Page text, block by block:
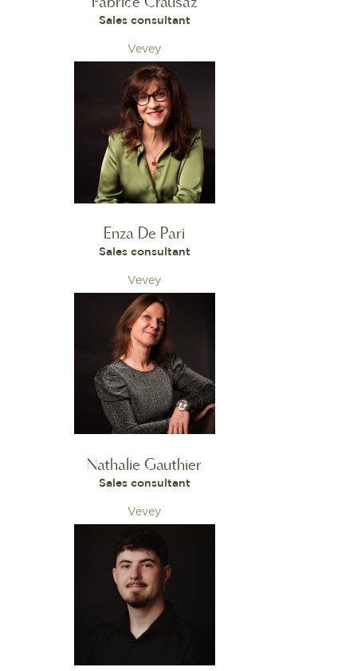
Sales consultant
Vevey
Enza De Pari
Sales consultant
Vevey
Nathalie Gauthier
Sales consultant
Vevey